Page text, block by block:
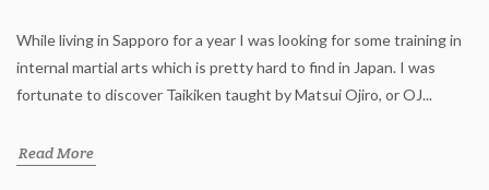
While living in Sapporo for a year I was looking for some training in
internal martial arts which is pretty hard to find in Japan. I was
fortunate to discover Taikiken taught by Matsui Ojiro, or OJ...
Read More